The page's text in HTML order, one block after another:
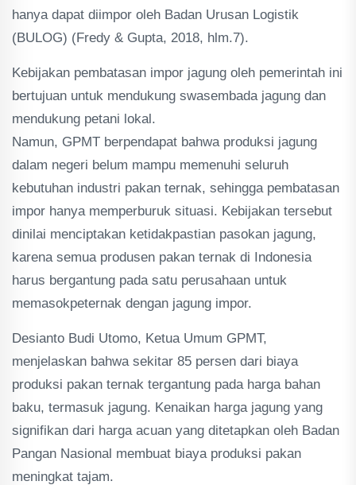
hanya dapat diimpor oleh Badan Urusan Logistik
(BULOG) (Fredy & Gupta, 2018, hlm.7).
Kebijakan pembatasan impor jagung oleh pemerintah ini
bertujuan untuk mendukung swasembada jagung dan
mendukung petani lokal.
Namun, GPMT berpendapat bahwa produksi jagung
dalam negeri belum mampu memenuhi seluruh
kebutuhan industri pakan ternak, sehingga pembatasan
impor hanya memperburuk situasi​. Kebijakan tersebut
dinilai menciptakan ketidakpastian pasokan jagung,
karena semua produsen pakan ternak di Indonesia
harus bergantung pada satu perusahaan untuk
memasokpeternak dengan jagung impor.
Desianto Budi Utomo, Ketua Umum GPMT,
menjelaskan bahwa sekitar 85 persen dari biaya
produksi pakan ternak tergantung pada harga bahan
baku, termasuk jagung. Kenaikan harga jagung yang
signifikan dari harga acuan yang ditetapkan oleh Badan
Pangan Nasional membuat biaya produksi pakan
meningkat tajam.